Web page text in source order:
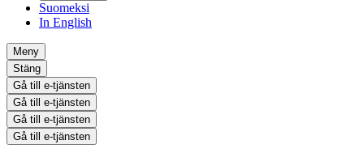
Suomeksi
In English
Meny
Stäng
Gå till e-tjänsten
Gå till e-tjänsten
Gå till e-tjänsten
Gå till e-tjänsten